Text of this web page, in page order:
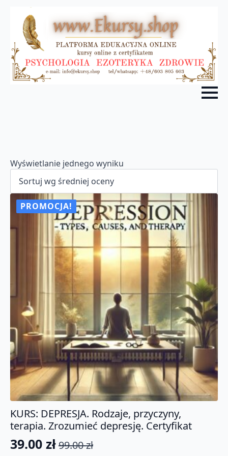
Wyświetlanie jednego wyniku
PROMOCJA!
KURS: DEPRESJA. Rodzaje, przyczyny,
terapia. Zrozumieć depresję. Certyfikat
99.00zł
Pierwotna
39.00 zł
Aktualna